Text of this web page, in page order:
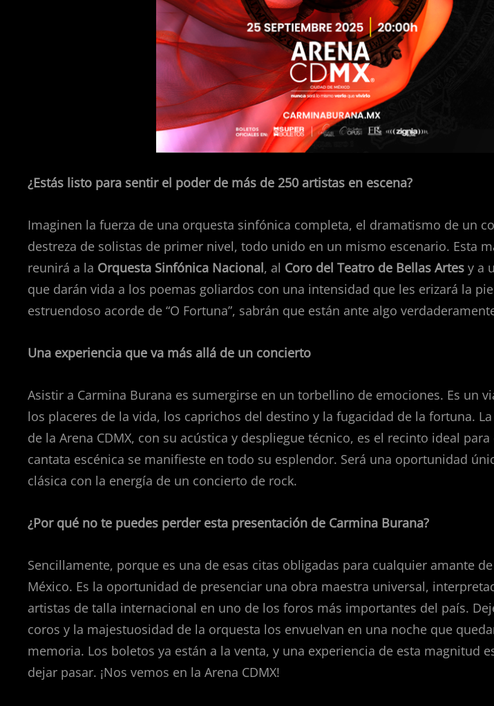
¿Estás listo para sentir el poder de más de 250 artistas en escena?
Imaginen la fuerza de una orquesta sinfónica completa, el dramatismo de un
destreza de solistas de primer nivel, todo unido en un mismo escenario. Esta
reunirá a la Orquesta Sinfónica Nacional, al Coro del Teatro de Bellas Artes y a
que darán vida a los poemas goliardos con una intensidad que les erizará la
estruendoso acorde de “O Fortuna”, sabrán que están ante algo
Una experiencia que va más allá de un concierto
Asistir a Carmina Burana es sumergirse en un torbellino de emociones. Es un
los placeres de la vida, los caprichos del destino y la fugacidad de la fortuna.
de la Arena CDMX, con su acústica y despliegue técnico, es el recinto ideal
cantata escénica se manifieste en todo su esplendor. Será una oportunidad
clásica con la energía de un concierto de rock.
¿Por qué no te puedes perder esta presentación de Carmina Burana?
Sencillamente, porque es una de esas citas obligadas para cualquier amante
México. Es la oportunidad de presenciar una obra maestra universal,
artistas de talla internacional en uno de los foros más importantes del país.
coros y la majestuosidad de la orquesta los envuelvan en una noche que
memoria. Los boletos ya están a la venta, y una experiencia de esta magnitud
dejar pasar. ¡Nos vemos en la Arena CDMX!